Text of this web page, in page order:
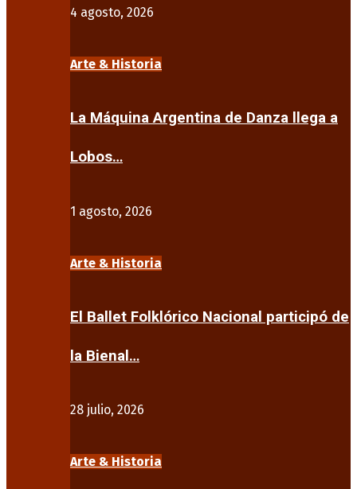
4 agosto, 2026
Arte & Historia
La Máquina Argentina de Danza llega a
Lobos…
1 agosto, 2026
Arte & Historia
El Ballet Folklórico Nacional participó de
la Bienal…
28 julio, 2026
Arte & Historia